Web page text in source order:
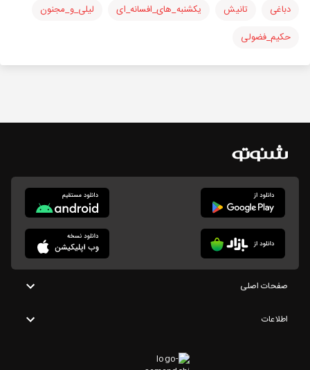
دباغی تانیش یکشنبه_های_افسانه_ای
لیلی_و_مجنون
حکیم_فضولی
صفحات اصلی
اطلاعات